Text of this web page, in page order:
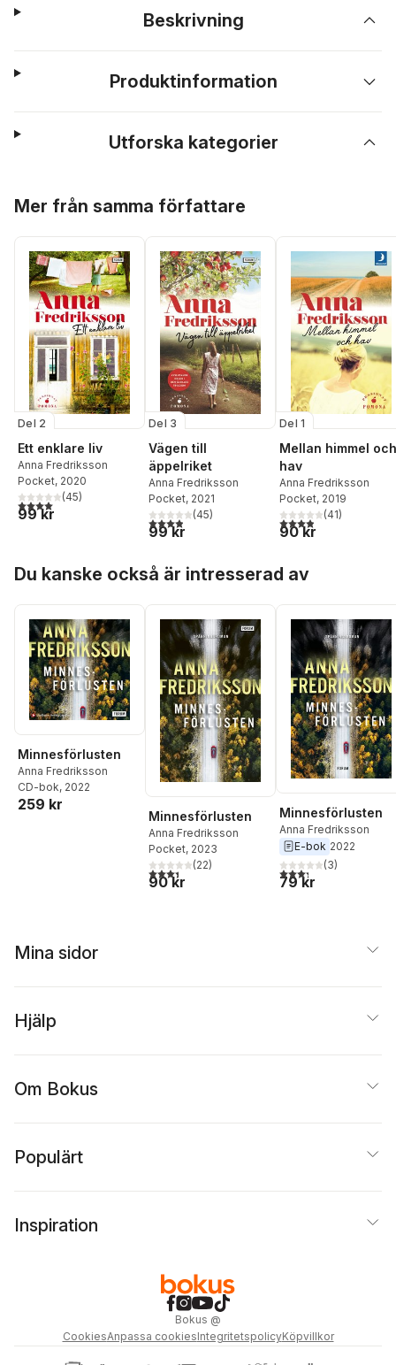
Beskrivning
Produktinformation
Utforska kategorier
Mer från samma författare
Del 2
Ett enklare liv
Anna Fredriksson
Pocket, 2020
4,0utav 5 stjärnor. Totalt antal röster:
(45)
99 kr
Del 3
Vägen till
äppelriket
Anna Fredriksson
Pocket, 2021
3,9utav 5 stjärnor. Totalt antal röster:
(45)
99 kr
Del 1
Mellan himmel och
hav
Anna Fredriksson
Pocket, 2019
3,9utav 5 stjärnor.
(41)
90 kr
Du kanske också är intresserad av
Minnesförlusten
Anna Fredriksson
CD-bok, 2022
259 kr
Minnesförlusten
Anna Fredriksson
Pocket, 2023
3,4utav 5 stjärnor. Totalt antal röster:
(22)
90 kr
Minnesförlusten
Anna Fredriksson
E-bok 2022
3,3utav 5 stjärnor.
(3)
79 kr
Mina sidor
Hjälp
Om Bokus
Populärt
Inspiration
Bokus @
CookiesAnpassa cookiesIntegritetspolicyKöpvillkor